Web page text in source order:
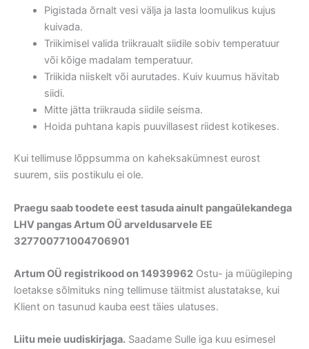
Pigistada õrnalt vesi välja ja lasta loomulikus kujus
kuivada.
Triikimisel valida triikraualt siidile sobiv temperatuur
või kõige madalam temperatuur.
Triikida niiskelt või aurutades. Kuiv kuumus hävitab
siidi.
Mitte jätta triikrauda siidile seisma.
Hoida puhtana kapis puuvillasest riidest kotikeses.
Kui tellimuse lõppsumma on kaheksakümnest eurost
suurem, siis postikulu ei ole.
Praegu saab toodete eest tasuda ainult pangaülekandega
LHV pangas Artum OÜ arveldusarvele EE
327700771004706901
Artum OÜ registrikood on 14939962 Ostu- ja müügileping
loetakse sõlmituks ning tellimuse täitmist alustatakse, kui
Klient on tasunud kauba eest täies ulatuses.
Liitu meie uudiskirjaga. Saadame Sulle iga kuu esimesel